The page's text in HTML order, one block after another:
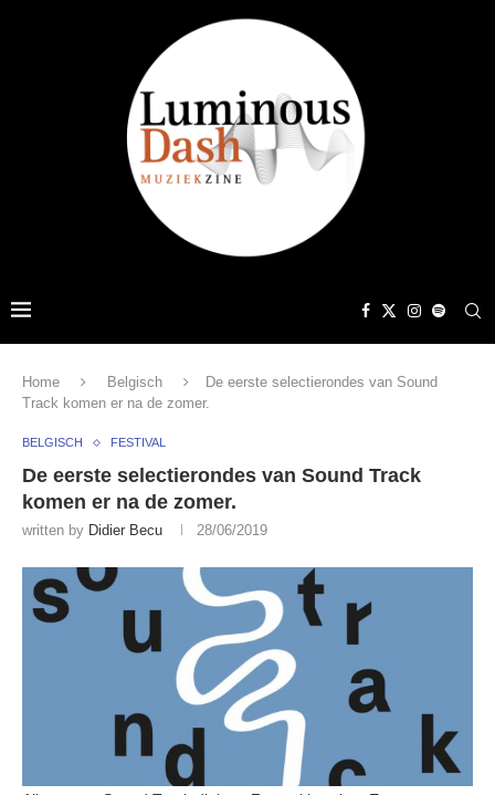
Home Belgisch
De eerste selectierondes van Sound
Track komen er na de zomer.
BELGISCH FESTIVAL
De eerste selectierondes van Sound Track
komen er na de zomer.
written by Didier Becu 28/06/2019